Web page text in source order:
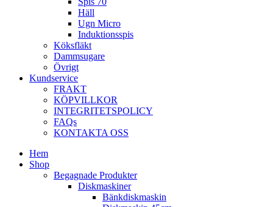
Häll
Ugn Micro
Induktionsspis
Köksfläkt
Dammsugare
Övrigt
Kundservice
FRAKT
KÖPVILLKOR
INTEGRITETSPOLICY
FAQs
KONTAKTA OSS
Hem
Shop
Begagnade Produkter
Diskmaskiner
Bänkdiskmaskin